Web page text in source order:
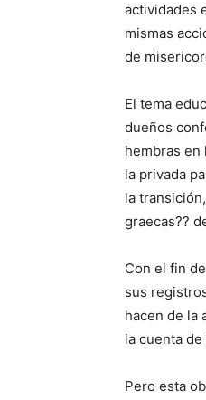
actividades
mismas
de
El tema
dueños
hembras en
la privada
la
graecas??
Con el fin
sus
hacen de la
la cuenta
Pero esta